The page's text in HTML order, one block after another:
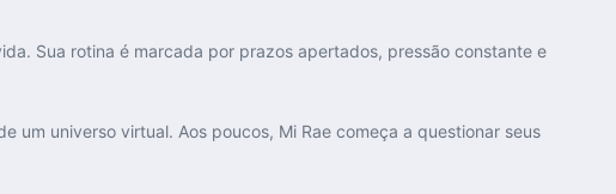
Sua rotina é marcada por prazos apertados, pressão constante e
um universo virtual. Aos poucos, Mi Rae começa a questionar seus